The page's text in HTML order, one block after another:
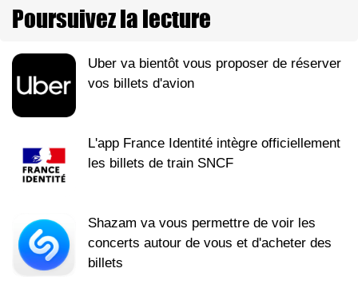
Poursuivez la lecture
Uber va bientôt vous proposer de réserver
vos billets d'avion
L'app France Identité intègre officiellement
les billets de train SNCF
Shazam va vous permettre de voir les
concerts autour de vous et d'acheter des
billets